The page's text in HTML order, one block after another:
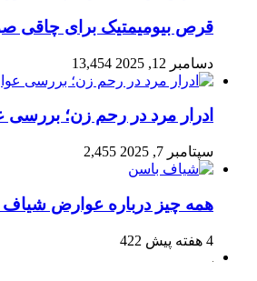
قرص بیومیمتیک برای
دسامبر 12, 2025 13,454
ادرار مرد در رحم زن؛
سپتامبر 7, 2025 2,455
همه چیز درباره عوارض شیاف
4 هفته پیش 422